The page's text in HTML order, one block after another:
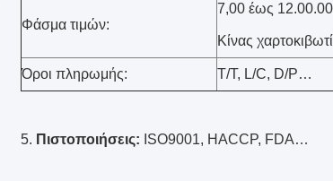
Φάσμα τιμών:
7,00 έως
Κίνας
Όροι πληρωμής: T/T, L/C, D/P…
5. Πιστοποιήσεις: ISO9001, HACCP, FDA…